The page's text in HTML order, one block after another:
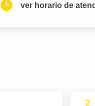
ver horario de